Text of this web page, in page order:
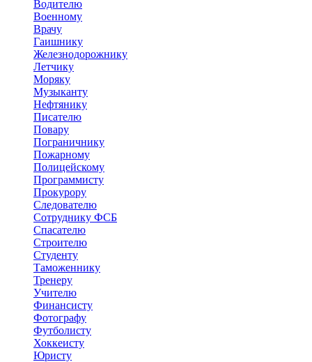
Водителю
Военному
Врачу
Гаишнику
Железнодорожнику
Летчику
Моряку
Музыканту
Нефтянику
Писателю
Повару
Пограничнику
Пожарному
Полицейскому
Программисту
Прокурору
Следователю
Сотруднику ФСБ
Спасателю
Строителю
Студенту
Таможеннику
Тренеру
Учителю
Финансисту
Фотографу
Футболисту
Хоккеисту
Юристу